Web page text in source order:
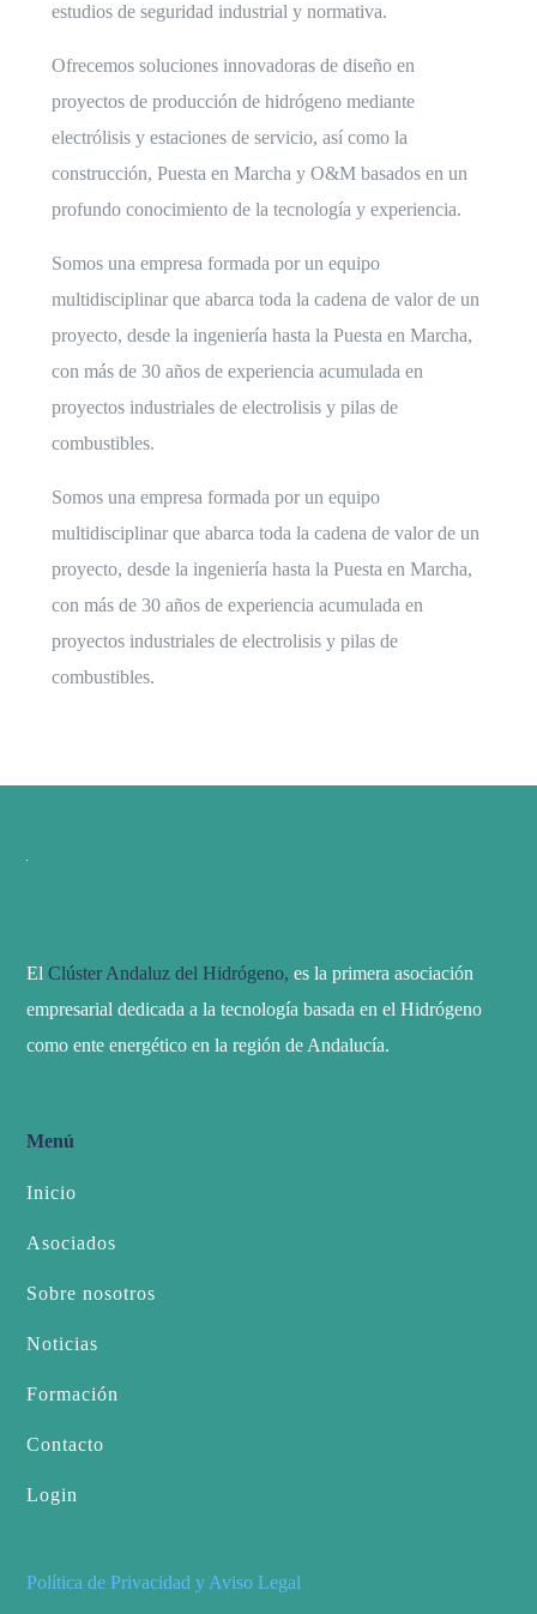
estudios de seguridad industrial y normativa.
Ofrecemos soluciones innovadoras de diseño en
proyectos de producción de hidrógeno mediante
electrólisis y estaciones de servicio, así como la
construcción, Puesta en Marcha y O&M basados en un
profundo conocimiento de la tecnología y experiencia.
Somos una empresa formada por un equipo
multidisciplinar que abarca toda la cadena de valor de un
proyecto, desde la ingeniería hasta la Puesta en Marcha,
con más de 30 años de experiencia acumulada en
proyectos industriales de electrolisis y pilas de
combustibles.
Somos una empresa formada por un equipo
multidisciplinar que abarca toda la cadena de valor de un
proyecto, desde la ingeniería hasta la Puesta en Marcha,
con más de 30 años de experiencia acumulada en
proyectos industriales de electrolisis y pilas de
combustibles.
El Clúster Andaluz del Hidrógeno, es la primera asociación
empresarial dedicada a la tecnología basada en el Hidrógeno
como ente energético en la región de Andalucía.
Menú
Inicio
Asociados
Sobre nosotros
Noticias
Formación
Contacto
Login
Política de Privacidad y Aviso Legal